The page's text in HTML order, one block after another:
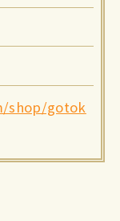
shop/gotok